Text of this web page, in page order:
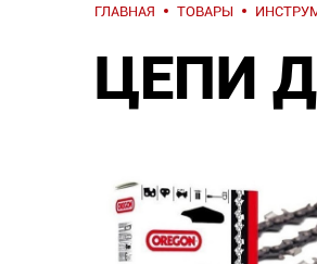
ГЛАВНАЯ ТОВАРЫ
ЦЕПИ